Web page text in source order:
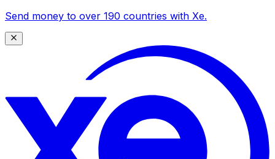
Send money to over 190 countries with Xe.